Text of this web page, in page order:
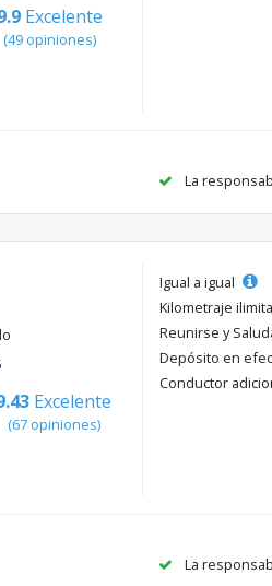
Excelente
(49 opiniones)
La
Excelente
(67 opiniones)
Igual a igual
Kilometraje
Reunirse y
Depósito en
Conductor
La